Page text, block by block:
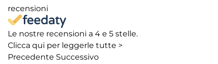
recensioni
Le nostre recensioni a 4 e 5 stelle.
Clicca qui per leggerle tutte >
Precedente Successivo